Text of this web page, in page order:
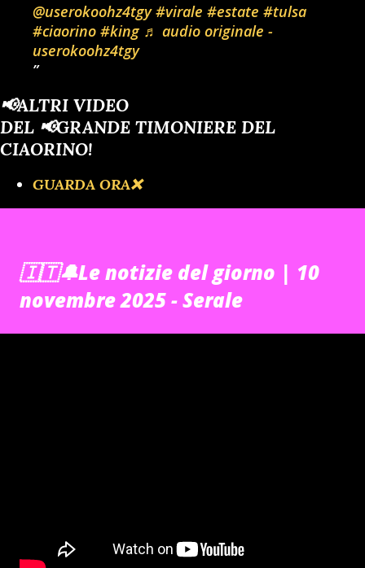
@userokoohz4tgy #virale #estate #tulsa
#ciaorino #king ♬ audio originale -
userokoohz4tgy
📢ALTRI VIDEO
DEL 📢GRANDE TIMONIERE DEL
CIAORINO!
GUARDA ORA❌️
🇮🇹🔔Le notizie del giorno | 10
novembre 2025 - Serale